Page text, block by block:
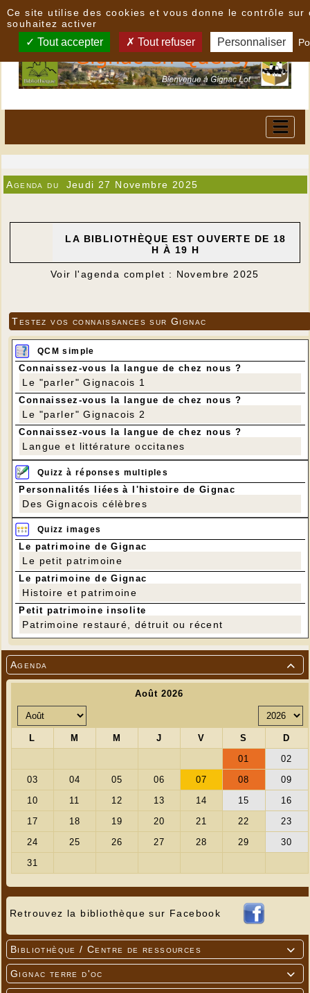

Agenda
Retrouvez la bibliothèque sur Facebook

Bibliothèque / Centre de ressources

Gignac terre d'oc
Agenda du Jeudi 27 Novembre 2025
LA BIBLIOTHÈQUE EST OUVERTE DE 18
H À 19 H
Voir l'agenda complet : Novembre 2025
Testez vos connaissances sur Gignac
QCM simple
Connaissez-vous la langue de chez nous ?
Le "parler" Gignacois 1
Connaissez-vous la langue de chez nous ?
Le "parler" Gignacois 2
Connaissez-vous la langue de chez nous ?
Langue et littérature occitanes
Quizz à réponses multiples
Personnalités liées à l'histoire de Gignac
Des Gignacois célèbres
Quizz images
Le patrimoine de Gignac
Le petit patrimoine
Le patrimoine de Gignac
Histoire et patrimoine
Petit patrimoine insolite
Patrimoine restauré, détruit ou récent
Ce site utilise des cookies et vous donne le contrôle sur
souhaitez activer
Tout accepter Tout refuser Personnaliser